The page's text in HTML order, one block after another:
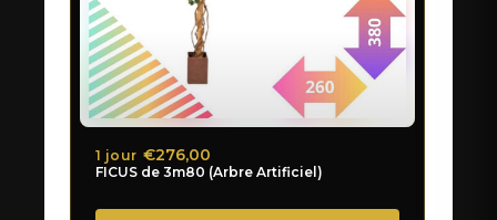
FICUS de 3m80 (Arbre Artificiel)
1 jour €276,00